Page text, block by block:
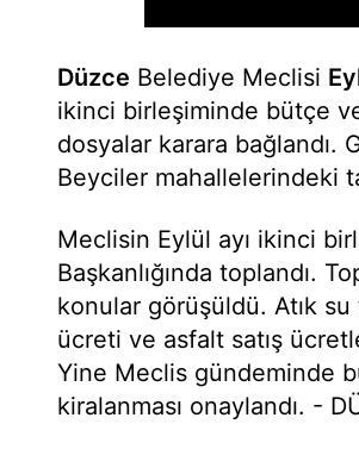
Düzce Belediye Meclisi
ikinci birleşiminde bütçe
dosyalar karara bağlandı.
Beyciler mahallelerindeki
Meclisin Eylül ayı ikinci
Başkanlığında toplandı.
konular görüşüldü. Atık
ücreti ve asfalt satış
Yine Meclis gündeminde
kiralanması onaylandı. -